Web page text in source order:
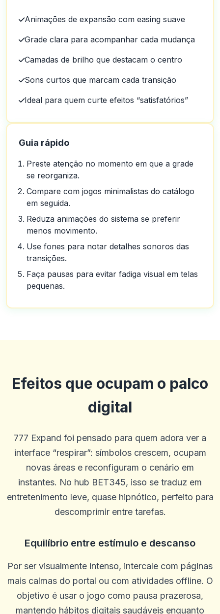
Animações de expansão com easing suave
Grade clara para acompanhar cada mudança
Camadas de brilho que destacam o centro
Sons curtos que marcam cada transição
Ideal para quem curte efeitos “satisfatórios”
Guia rápido
Preste atenção no momento em que a grade
se reorganiza.
Compare com jogos minimalistas do catálogo
em seguida.
Reduza animações do sistema se preferir
menos movimento.
Use fones para notar detalhes sonoros das
transições.
Faça pausas para evitar fadiga visual em telas
pequenas.
Efeitos que ocupam o palco
digital
777 Expand foi pensado para quem adora ver a
interface “respirar”: símbolos crescem, ocupam
novas áreas e reconfiguram o cenário em
instantes. No hub BET345, isso se traduz em
entretenimento leve, quase hipnótico, perfeito para
descomprimir entre tarefas.
Equilíbrio entre estímulo e descanso
Por ser visualmente intenso, intercale com páginas
mais calmas do portal ou com atividades offline. O
objetivo é usar o jogo como pausa prazerosa,
mantendo hábitos digitais saudáveis enquanto
Bob Mahan
Ótimo livro. Não mudaria nada
Annie Spencer
Esta é uma ótima plataforma e atendimento ao cliente e justo e
m
2025-10-10 03:34:36